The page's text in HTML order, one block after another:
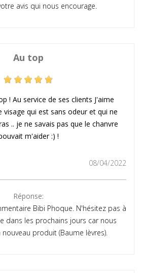
avis qui nous encourage.
Au top
! Au service de ses clients J'aime
visage qui est sans odeur et qui ne
.. je ne savais pas que le chanvre
m'aider :) !
08/04/2022
Réponse:
Bibi Phoque. N'hésitez pas à
dans les prochains jours car nous
produit (Baume lèvres).